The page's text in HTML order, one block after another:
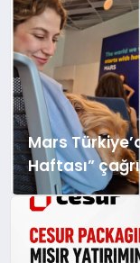
Mars
Haftası”